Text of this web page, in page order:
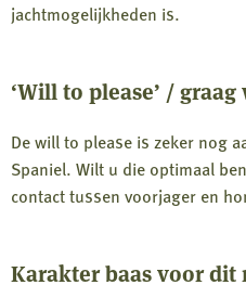
jachtmogelijkheden is.
‘Will to please’ /
De will to please is zeker nog
Spaniel. Wilt u die optimaal
contact tussen voorjager en
Karakter baas voor dit